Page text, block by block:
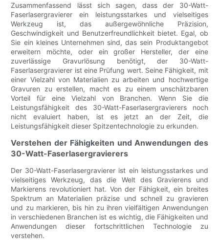
Zusammenfassend lässt sich sagen, dass der 30-Watt-
Faserlasergravierer ein leistungsstarkes und vielseitiges
Werkzeug ist, das außergewöhnliche Präzision,
Geschwindigkeit und Benutzerfreundlichkeit bietet. Egal, ob
Sie ein kleines Unternehmen sind, das sein Produktangebot
erweitern möchte, oder ein großer Hersteller, der eine
zuverlässige Gravurlösung benötigt, der 30-Watt-
Faserlasergravierer ist eine Prüfung wert. Seine Fähigkeit, mit
einer Vielzahl von Materialien zu arbeiten und hochwertige
Gravuren zu erstellen, macht es zu einem unschätzbaren
Vorteil für eine Vielzahl von Branchen. Wenn Sie die
Leistungsfähigkeit des 30-Watt-Faserlasergravierers noch
nicht evaluiert haben, ist es jetzt an der Zeit, die
Leistungsfähigkeit dieser Spitzentechnologie zu erkunden.
Verstehen der Fähigkeiten und Anwendungen des
30-Watt-Faserlasergravierers
Der 30-Watt-Faserlasergravierer ist ein leistungsstarkes und
vielseitiges Werkzeug, das die Welt des Gravierens und
Markierens revolutioniert hat. Von der Fähigkeit, ein breites
Spektrum an Materialien präzise und schnell zu gravieren
und zu markieren, bis hin zu ihren vielfältigen Anwendungen
in verschiedenen Branchen ist es wichtig, die Fähigkeiten und
Anwendungen dieser fortschrittlichen Technologie zu
verstehen.